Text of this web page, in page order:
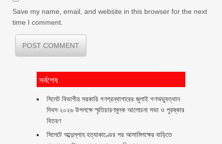
Save my name, email, and website in this browser for the next
time I comment.
সর্বশেষ
সিলেট বিভাগীয় সরকারি গণগ্রন্থাগারের জুলাই গণঅভ্যুত্থান
দিবস ২০২৬ উপলক্ষে স্মৃতিচারণমূলক আলোচনা সভা ও পুরষ্কার
বিতরণ ‎ ‎
সিলেটে আব্দুল্লাহ হত্যাকাণ্ডের পর আসামিপক্ষের বাড়িতে